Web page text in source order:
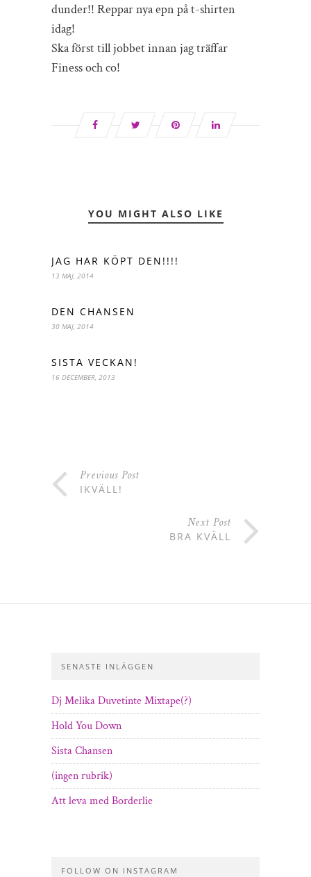
dunder!! Reppar nya epn på t-shirten
idag!
Ska först till jobbet innan jag träffar
Finess och co!
YOU MIGHT ALSO LIKE
JAG HAR KÖPT DEN!!!!
13 MAJ, 2014
DEN CHANSEN
30 MAJ, 2014
SISTA VECKAN!
16 DECEMBER, 2013
Previous Post
IKVÄLL!
Next Post
BRA KVÄLL
SENASTE INLÄGGEN
Dj Melika Duvetinte Mixtape(?)
Hold You Down
Sista Chansen
(ingen rubrik)
Att leva med Borderlie
FOLLOW ON INSTAGRAM